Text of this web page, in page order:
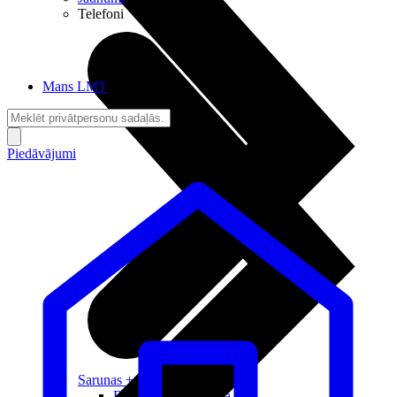
Sarunas + Internets
Telefoni
Mans LMT
Piedāvājumi